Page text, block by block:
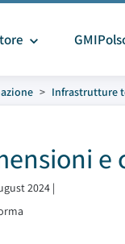
Infrastrutture
e
2024 |